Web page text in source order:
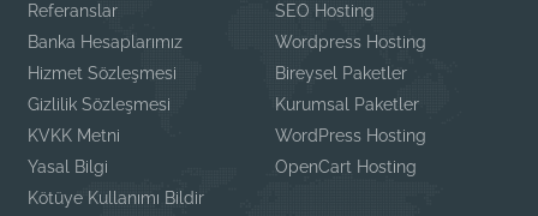
Referanslar
Banka Hesaplarımız
Hizmet Sözleşmesi
Gizlilik Sözleşmesi
KVKK Metni
Yasal Bilgi
Kötüye Kullanımı Bildir
SEO Hosting
Wordpress Hosting
Bireysel Paketler
Kurumsal Paketler
WordPress Hosting
OpenCart Hosting